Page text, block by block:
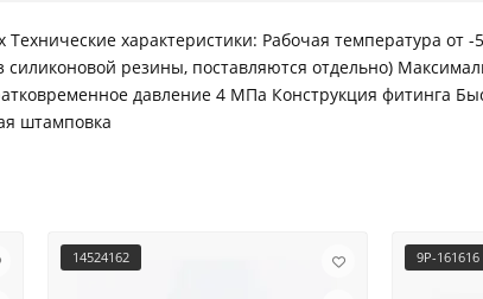
характеристики: Рабочая температура от
резины, поставляются отдельно)
давление 4 МПа Конструкция фитинга
штамповка
14524162 9P-161616